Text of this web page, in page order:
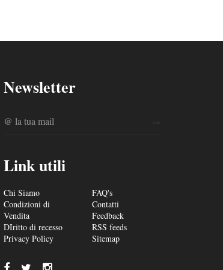
Newsletter
Link utili
Chi Siamo
Condizioni di
Vendita
DIritto di recesso
Privacy Policy
FAQ's
Contatti
Feedback
RSS feeds
Sitemap